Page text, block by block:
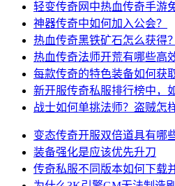
轻变传奇网中热血传奇手游
神器传奇中如何加入公会？
热血传奇黑铁矿石怎么获得
热血传奇法师开荒有哪些高
每款传奇的特色装备如何获
新开服传奇私服排行榜中，
战士如何单挑法师？盗贼怎
变态传奇开服双倍道具有哪
装备强化是应该优先升刀
传奇私服不同版本如何下载